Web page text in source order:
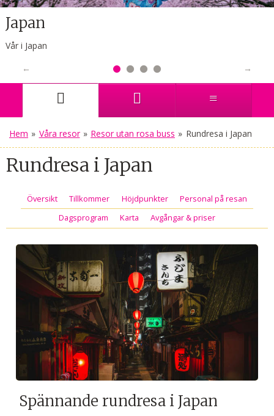
Japan
Vår i Japan
Hem » Våra resor » Resor utan rosa buss » Rundresa i Japan
Rundresa i Japan
Översikt Tillkommer Höjdpunkter
Personal på resan
Dagsprogram
Karta Avgångar & priser
Spännande rundresa i Japan